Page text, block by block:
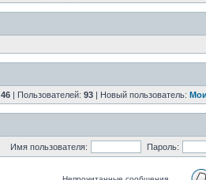
46 | Пользователей: 93 | Новый пользователь:
Имя пользователя: Пароль: